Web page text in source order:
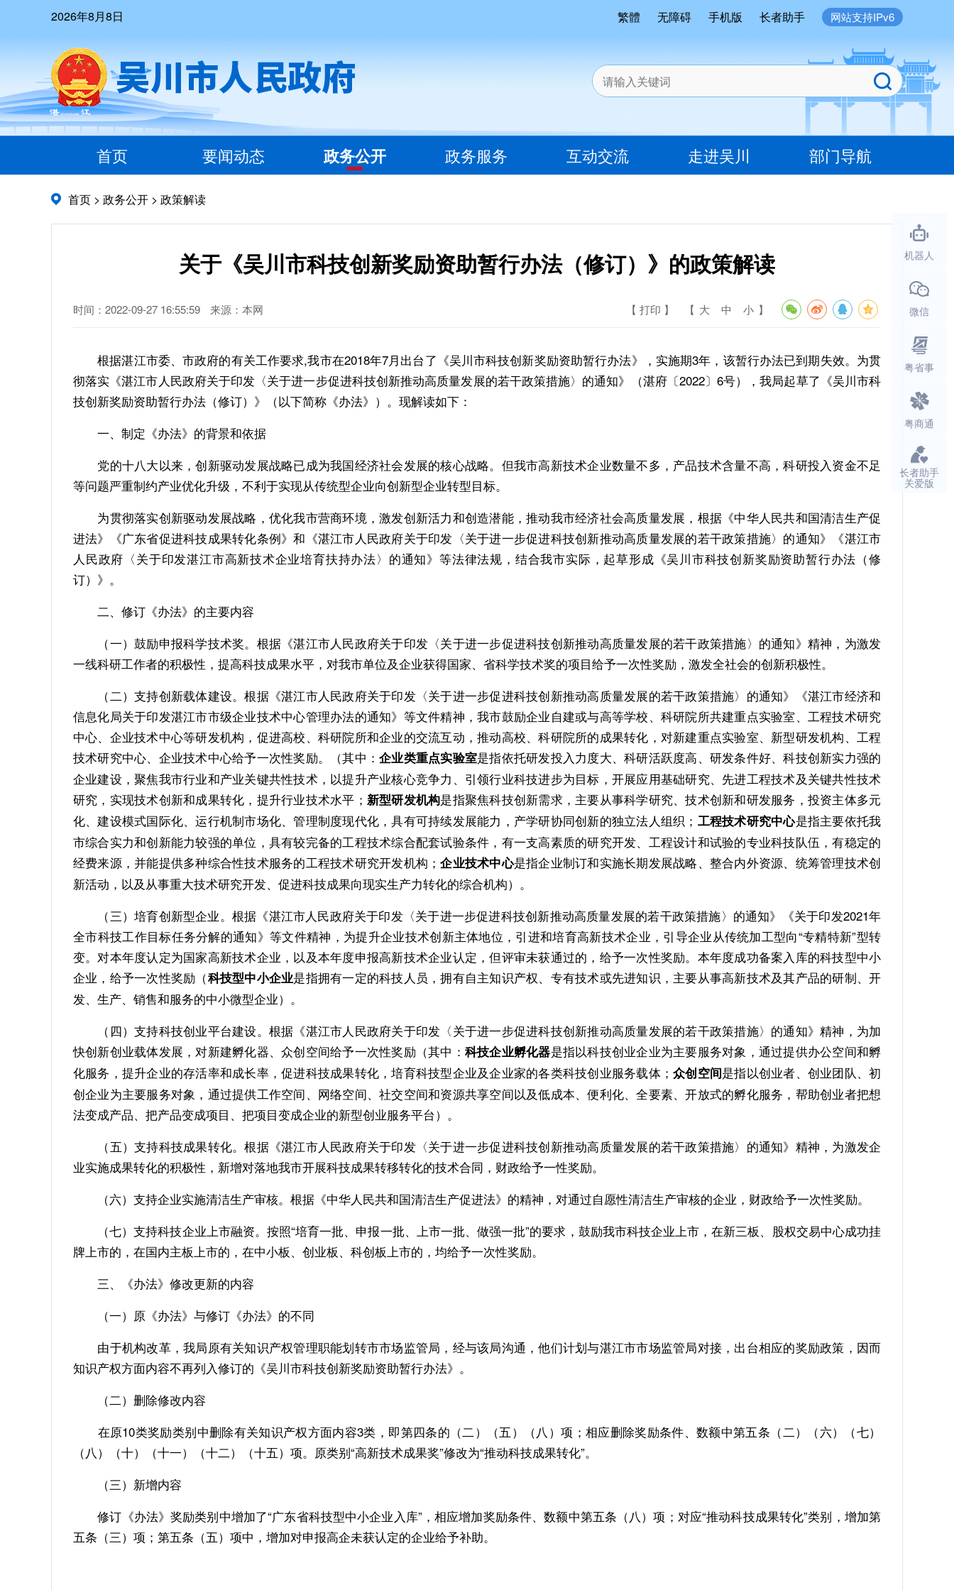
2026年8月8日 繁體 无障碍 手机版 长者助手 网站支持IPv6
首页 要闻动态 政务公开 政务服务 互动交流 走进吴川 部门导航
首页 > 政务公开 > 政策解读
关于《吴川市科技创新奖励资助暂行办法（修订）》的政策解读
时间：2022-09-27 16:55:59 来源：本网 【 打印 】 【 大 中 小 】
根据湛江市委、市政府的有关工作要求,我市在2018年7月出台了《吴川市科技创新奖励资助暂行办法》，实施期3年，该暂行办法已到期失效。为贯
彻落实《湛江市人民政府关于印发〈关于进一步促进科技创新推动高质量发展的若干政策措施〉的通知》（湛府〔2022〕6号），我局起草了《吴川市科
技创新奖励资助暂行办法（修订）》（以下简称《办法》）。现解读如下：
一、制定《办法》的背景和依据
党的十八大以来，创新驱动发展战略已成为我国经济社会发展的核心战略。但我市高新技术企业数量不多，产品技术含量不高，科研投入资金不足
等问题严重制约产业优化升级，不利于实现从传统型企业向创新型企业转型目标。
为贯彻落实创新驱动发展战略，优化我市营商环境，激发创新活力和创造潜能，推动我市经济社会高质量发展，根据《中华人民共和国清洁生产促
进法》《广东省促进科技成果转化条例》和《湛江市人民政府关于印发〈关于进一步促进科技创新推动高质量发展的若干政策措施〉的通知》《湛江市
人民政府〈关于印发湛江市高新技术企业培育扶持办法〉的通知》等法律法规，结合我市实际，起草形成《吴川市科技创新奖励资助暂行办法（修
订）》。
二、修订《办法》的主要内容
（一）鼓励申报科学技术奖。根据《湛江市人民政府关于印发〈关于进一步促进科技创新推动高质量发展的若干政策措施〉的通知》精神，为激发
一线科研工作者的积极性，提高科技成果水平，对我市单位及企业获得国家、省科学技术奖的项目给予一次性奖励，激发全社会的创新积极性。
（二）支持创新载体建设。根据《湛江市人民政府关于印发〈关于进一步促进科技创新推动高质量发展的若干政策措施〉的通知》《湛江市经济和
信息化局关于印发湛江市市级企业技术中心管理办法的通知》等文件精神，我市鼓励企业自建或与高等学校、科研院所共建重点实验室、工程技术研究
中心、企业技术中心等研发机构，促进高校、科研院所和企业的交流互动，推动高校、科研院所的成果转化，对新建重点实验室、新型研发机构、工程
技术研究中心、企业技术中心给予一次性奖励。（其中：企业类重点实验室是指依托研发投入力度大、科研活跃度高、研发条件好、科技创新实力强的
企业建设，聚焦我市行业和产业关键共性技术，以提升产业核心竞争力、引领行业科技进步为目标，开展应用基础研究、先进工程技术及关键共性技术
研究，实现技术创新和成果转化，提升行业技术水平； 新型研发机构是指聚焦科技创新需求，主要从事科学研究、技术创新和研发服务，投资主体多元
化、建设模式国际化、运行机制市场化、管理制度现代化，具有可持续发展能力，产学研协同创新的独立法人组织； 工程技术研究中心是指主要依托我
市综合实力和创新能力较强的单位，具有较完备的工程技术综合配套试验条件，有一支高素质的研究开发、工程设计和试验的专业科技队伍，有稳定的
经费来源，并能提供多种综合性技术服务的工程技术研究开发机构；企业技术中心是指企业制订和实施长期发展战略、整合内外资源、统筹管理技术创
新活动，以及从事重大技术研究开发、促进科技成果向现实生产力转化的综合机构）。
（三）培育创新型企业。根据《湛江市人民政府关于印发〈关于进一步促进科技创新推动高质量发展的若干政策措施〉的通知》《关于印发2021年
全市科技工作目标任务分解的通知》等文件精神，为提升企业技术创新主体地位，引进和培育高新技术企业，引导企业从传统加工型向“专精特新”型转
变。对本年度认定为国家高新技术企业，以及本年度申报高新技术企业认定，但评审未获通过的，给予一次性奖励。本年度成功备案入库的科技型中小
企业，给予一次性奖励（科技型中小企业是指拥有一定的科技人员，拥有自主知识产权、专有技术或先进知识，主要从事高新技术及其产品的研制、开
发、生产、销售和服务的中小微型企业）。
（四）支持科技创业平台建设。根据《湛江市人民政府关于印发〈关于进一步促进科技创新推动高质量发展的若干政策措施〉的通知》精神，为加
快创新创业载体发展，对新建孵化器、众创空间给予一次性奖励（其中： 科技企业孵化器是指以科技创业企业为主要服务对象，通过提供办公空间和孵
化服务，提升企业的存活率和成长率，促进科技成果转化，培育科技型企业及企业家的各类科技创业服务载体； 众创空间是指以创业者、创业团队、初
创企业为主要服务对象，通过提供工作空间、网络空间、社交空间和资源共享空间以及低成本、便利化、全要素、开放式的孵化服务，帮助创业者把想
法变成产品、把产品变成项目、把项目变成企业的新型创业服务平台）。
（五）支持科技成果转化。根据《湛江市人民政府关于印发〈关于进一步促进科技创新推动高质量发展的若干政策措施〉的通知》精神，为激发企
业实施成果转化的积极性，新增对落地我市开展科技成果转移转化的技术合同，财政给予一性奖励。
（六）支持企业实施清洁生产审核。根据《中华人民共和国清洁生产促进法》的精神，对通过自愿性清洁生产审核的企业，财政给予一次性奖励。
（七）支持科技企业上市融资。按照“培育一批、申报一批、上市一批、做强一批”的要求，鼓励我市科技企业上市，在新三板、股权交易中心成功挂
牌上市的，在国内主板上市的，在中小板、创业板、科创板上市的，均给予一次性奖励。
三、《办法》修改更新的内容
（一）原《办法》与修订《办法》的不同
由于机构改革，我局原有关知识产权管理职能划转市市场监管局，经与该局沟通，他们计划与湛江市市场监管局对接，出台相应的奖励政策，因而
知识产权方面内容不再列入修订的《吴川市科技创新奖励资助暂行办法》。
（二）删除修改内容
在原10类奖励类别中删除有关知识产权方面内容3类，即第四条的（二）（五）（八）项；相应删除奖励条件、数额中第五条（二）（六）（七）
（八）（十）（十一）（十二）（十五）项。原类别“高新技术成果奖”修改为“推动科技成果转化”。
（三）新增内容
修订《办法》奖励类别中增加了“广东省科技型中小企业入库”，相应增加奖励条件、数额中第五条（八）项；对应“推动科技成果转化”类别，增加第
五条（三）项；第五条（五）项中，增加对申报高企未获认定的企业给予补助。
机器人
微信
粤省事
粤商通
长者助手
关爱版